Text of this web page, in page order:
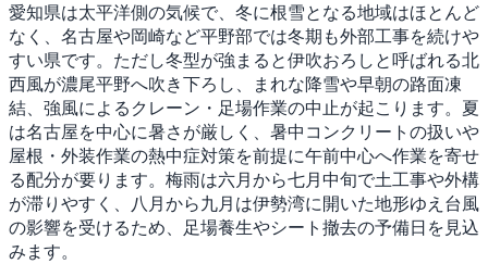
愛知県は太平洋側の気候で、冬に根雪となる地域はほとんど
なく、名古屋や岡崎など平野部では冬期も外部工事を続けや
すい県です。ただし冬型が強まると伊吹おろしと呼ばれる北
西風が濃尾平野へ吹き下ろし、まれな降雪や早朝の路面凍
結、強風によるクレーン・足場作業の中止が起こります。夏
は名古屋を中心に暑さが厳しく、暑中コンクリートの扱いや
屋根・外装作業の熱中症対策を前提に午前中心へ作業を寄せ
る配分が要ります。梅雨は六月から七月中旬で土工事や外構
が滞りやすく、八月から九月は伊勢湾に開いた地形ゆえ台風
の影響を受けるため、足場養生やシート撤去の予備日を見込
みます。